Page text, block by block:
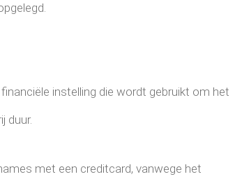
instelling die wordt gebruikt om het
duur.
met een creditcard, vanwege het